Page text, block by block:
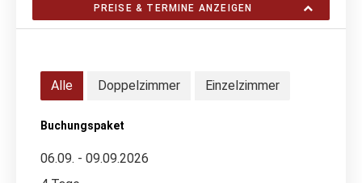
PREISE & TERMINE ANZEIGEN
Alle Doppelzimmer Einzelzimmer
Buchungspaket
06.09. - 09.09.2026